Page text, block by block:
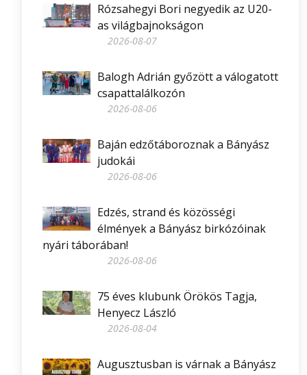
Rózsahegyi Bori negyedik az U20-
as világbajnokságon
2026-08-07
Balogh Adrián győzött a válogatott
csapattalálkozón
2026-08-06
Baján edzőtáboroznak a Bányász
judokái
2026-08-06
Edzés, strand és közösségi
élmények a Bányász birkózóinak
nyári táborában!
2026-08-06
75 éves klubunk Örökös Tagja,
Henyecz László
2026-08-04
Augusztusban is várnak a Bányász